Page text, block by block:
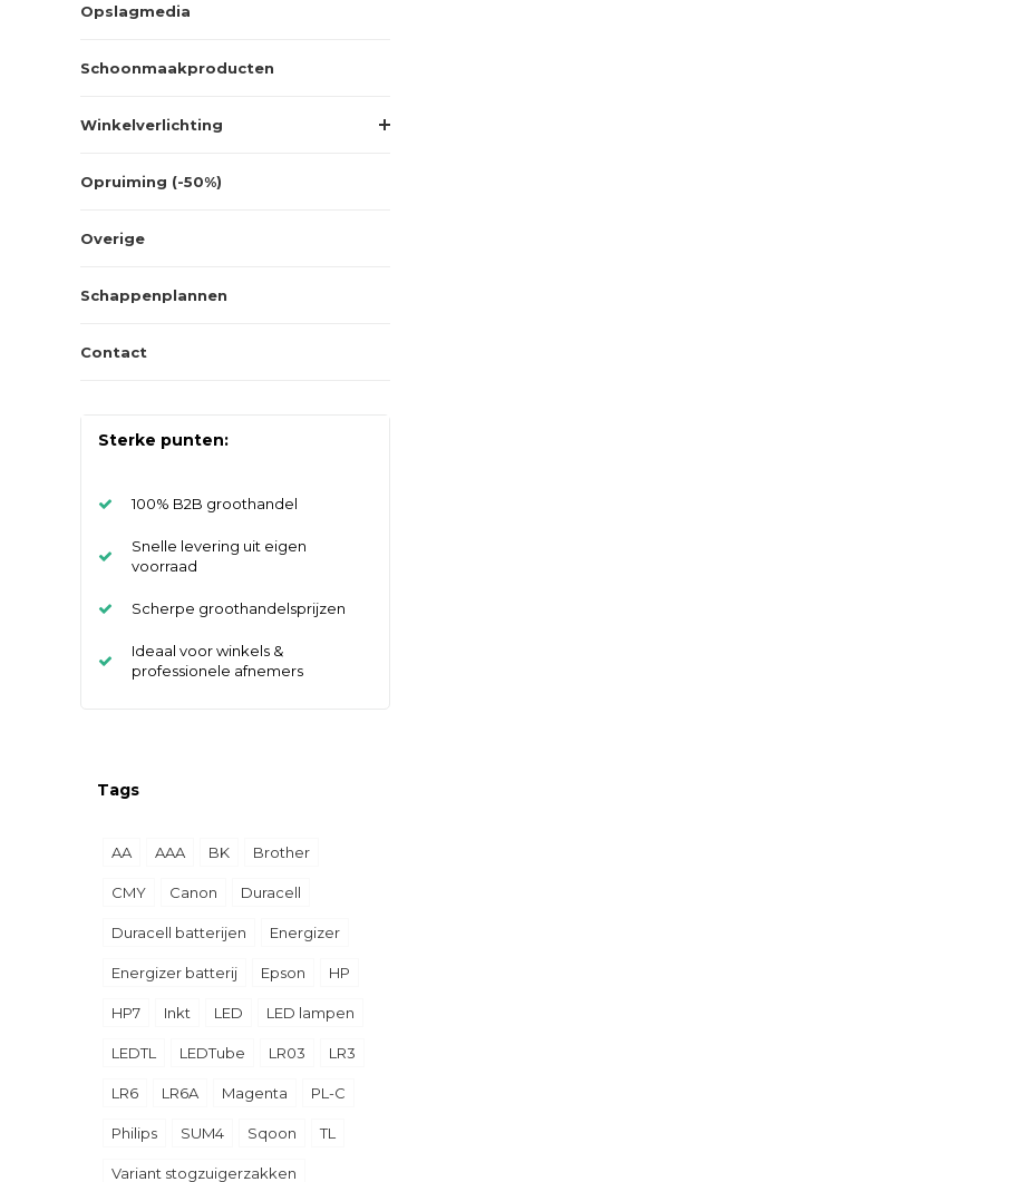
Opslagmedia
Schoonmaakproducten
Winkelverlichting
Opruiming (-50%)
Overige
Schappenplannen
Contact
Sterke punten:
100% B2B groothandel
Snelle levering uit eigen
voorraad
Scherpe groothandelsprijzen
Ideaal voor winkels &
professionele afnemers
Tags
AA AAA BK Brother
CMY Canon Duracell
Duracell batterijen Energizer
Energizer batterij Epson HP
HP7 Inkt LED LED lampen
LEDTL LEDTube LR03 LR3
LR6 LR6A Magenta PL-C
Philips SUM4 Sqoon TL
Variant stogzuigerzakken